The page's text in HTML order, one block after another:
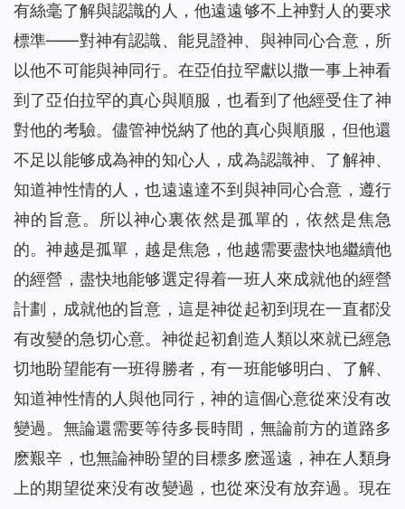
有絲毫了解與認識的人，他遠遠够不上神對人的要求
標準——對神有認識、能見證神、與神同心合意，所
以他不可能與神同行。在亞伯拉罕獻以撒一事上神看
到了亞伯拉罕的真心與順服，也看到了他經受住了神
對他的考驗。儘管神悦納了他的真心與順服，但他還
不足以能够成為神的知心人，成為認識神、了解神、
知道神性情的人，也遠遠達不到與神同心合意，遵行
神的旨意。所以神心裏依然是孤單的，依然是焦急
的。神越是孤單，越是焦急，他越需要盡快地繼續他
的經營，盡快地能够選定得着一班人來成就他的經營
計劃，成就他的旨意，這是神從起初到現在一直都没
有改變的急切心意。神從起初創造人類以來就已經急
切地盼望能有一班得勝者，有一班能够明白、了解、
知道神性情的人與他同行，神的這個心意從來没有改
變過。無論還需要等待多長時間，無論前方的道路多
麽艱辛，也無論神盼望的目標多麽遥遠，神在人類身
上的期望從來没有改變過，也從來没有放弃過。現在